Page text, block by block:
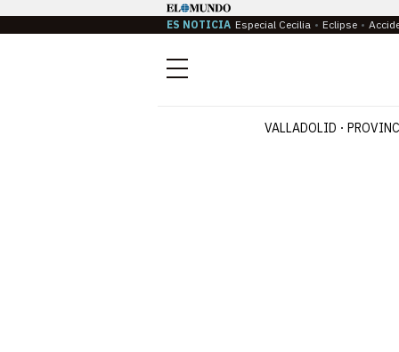
ES NOTICIA Especial Cecilia Eclipse
Menú
VALLADOLID